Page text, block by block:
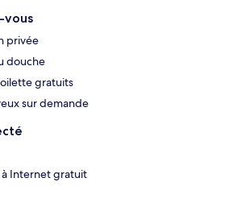
vous
privée
douche
gratuits
sur demande
à Internet gratuit